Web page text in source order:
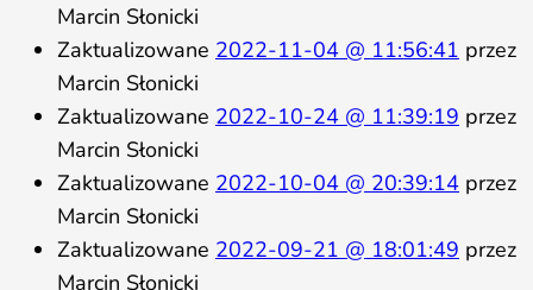
Marcin Słonicki
Zaktualizowane 2022-11-04 @ 11:56:41 przez
Marcin Słonicki
Zaktualizowane 2022-10-24 @ 11:39:19 przez
Marcin Słonicki
Zaktualizowane 2022-10-04 @ 20:39:14 przez
Marcin Słonicki
Zaktualizowane 2022-09-21 @ 18:01:49 przez
Marcin Słonicki